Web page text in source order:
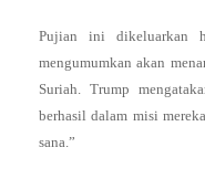
Pujian ini dikeluarkan
mengumumkan akan
Suriah. Trump
berhasil dalam misi
sana.”